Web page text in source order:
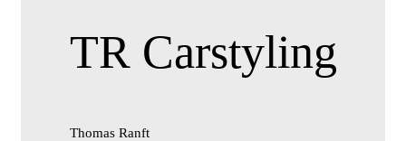
TR Carstyling
Thomas Ranft